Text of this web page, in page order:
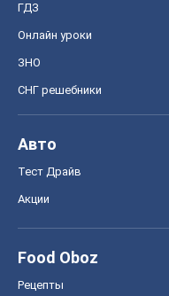
ГДЗ
Онлайн уроки
ЗНО
СНГ решебники
Авто
Тест Драйв
Акции
Food Oboz
Рецепты